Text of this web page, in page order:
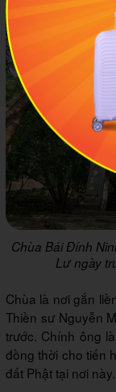
Chùa Bái Đính
Lư ngày
Chùa là nơi gắn
Thiền sư Nguyễn
trước. Chính ông
đồng thời cho tiến
đất Phật tại nơi này.